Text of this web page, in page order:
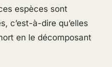
espèces sont
c’est-à-dire qu’elles
en le décomposant